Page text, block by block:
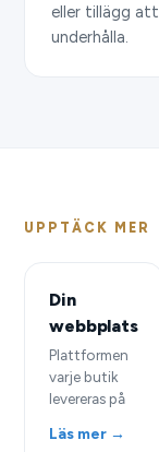
eller tillägg att
underhålla.
UPPTÄCK MER
Din
webbplats
Plattformen
varje butik
levereras på
Läs mer →